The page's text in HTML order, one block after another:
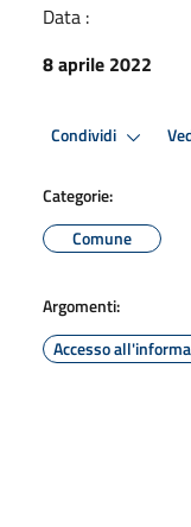
Data :
8 aprile 2022
Condividi
Categorie:
Comune
Argomenti:
Accesso